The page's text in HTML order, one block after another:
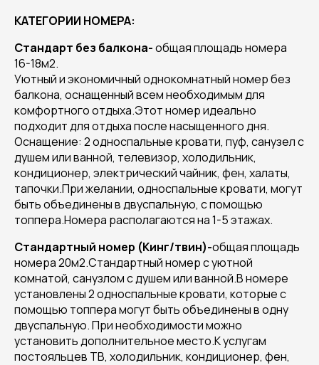
КАТЕГОРИИ НОМЕРА:
Стандарт без балкона-общая площадь номера
16-18м2.
Уютный и экономичный однокомнатный номер без
балкона, оснащенный всем необходимым для
комфортного отдыха.Этот номер идеально
подходит для отдыха после насыщенного дня.
Оснащение: 2 односпальные кровати, пуф, санузел с
душем или ванной, телевизор, холодильник,
кондиционер, электрический чайник, фен, халаты,
тапочки.При желании, односпальные кровати, могут
быть объединены в двуспальную, с помощью
топпера.Номера располагаются на 1-5 этажах.
Стандартный номер (Кинг/твин)-общая площадь
номера 20м2.Стандартный номер с уютной
комнатой, санузлом с душем или ванной.В номере
установлены 2 односпальные кровати, которые с
помощью топпера могут быть объединены в одну
двуспальную. При необходимости можно
установить дополнительное место.К услугам
постояльцев ТВ, холодильник, кондиционер, фен,